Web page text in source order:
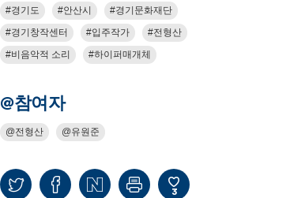
경기도 안산시
경기문화재단
경기창작센터
입주작가
전형산
비음악적 소리
하이퍼매개체
@참여자
전형산 유원준
3